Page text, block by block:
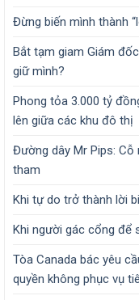
Đừng biến mình thành
Bắt tạm giam Giám
giữ mình?
Phong tỏa 3.000 tỷ
lên giữa các khu đô thị
Đường dây Mr Pips:
tham
Khi tự do trở thành lời
Khi người gác cổng để
Tòa Canada bác yêu
quyền không phục vụ